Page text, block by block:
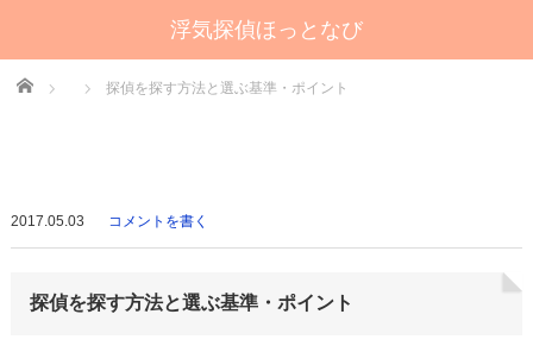
浮気探偵ほっとなび
Home 探偵を探す方法と選ぶ基準・ポイント
2017.05.03 コメントを書く
探偵を探す方法と選ぶ基準・ポイント